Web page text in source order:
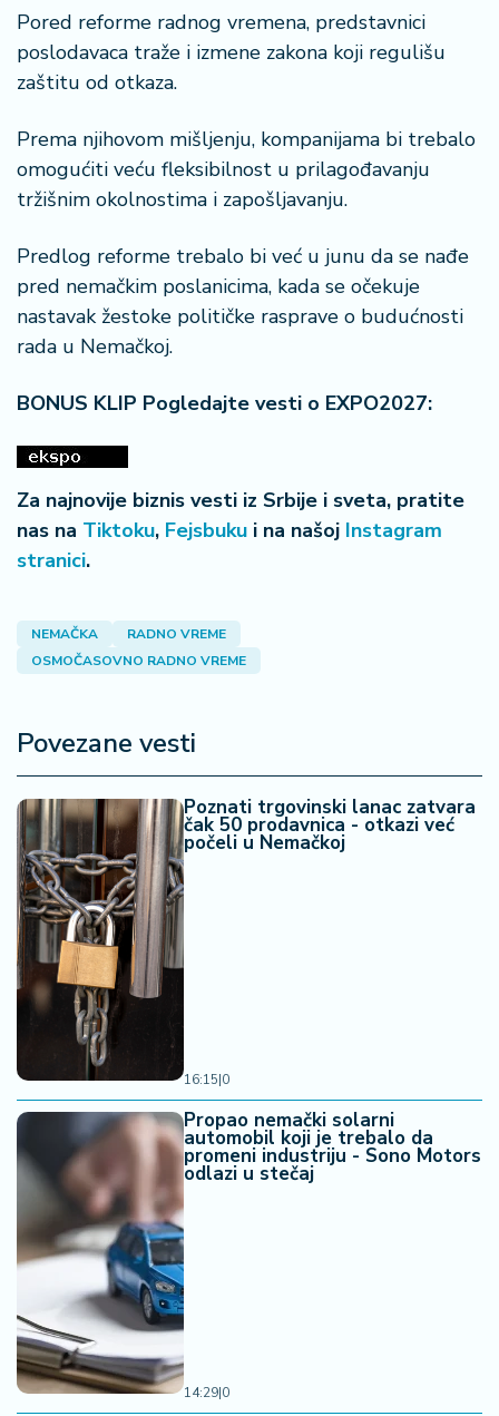
Pored reforme radnog vremena, predstavnici
poslodavaca traže i izmene zakona koji regulišu
zaštitu od otkaza.
Prema njihovom mišljenju, kompanijama bi trebalo
omogućiti veću fleksibilnost u prilagođavanju
tržišnim okolnostima i zapošljavanju.
Predlog reforme trebalo bi već u junu da se nađe
pred nemačkim poslanicima, kada se očekuje
nastavak žestoke političke rasprave o budućnosti
rada u Nemačkoj.
BONUS KLIP Pogledajte vesti o EXPO2027:
Za najnovije biznis vesti iz Srbije i sveta, pratite
nas na Tiktoku, Fejsbuku i na našoj Instagram
stranici.
NEMAČKA
RADNO VREME
OSMOČASOVNO RADNO VREME
Povezane vesti
Poznati trgovinski lanac zatvara
čak 50 prodavnica - otkazi već
počeli u Nemačkoj
16:15|0
Propao nemački solarni
automobil koji je trebalo da
promeni industriju - Sono Motors
odlazi u stečaj
14:29|0